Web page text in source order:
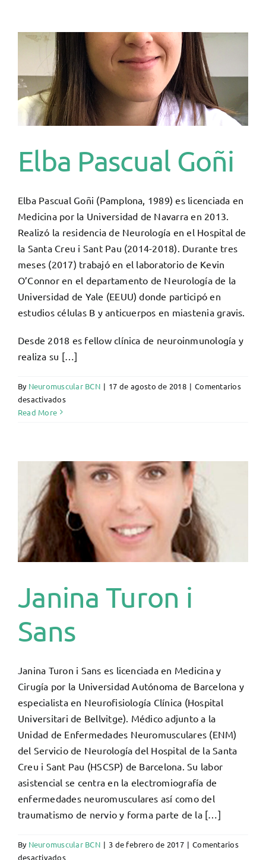
Elba Pascual Goñi
Elba Pascual Goñi (Pamplona, 1989) es licenciada en
Medicina por la Universidad de Navarra en 2013.
Realizó la residencia de Neurología en el Hospital de
la Santa Creu i Sant Pau (2014-2018). Durante tres
meses (2017) trabajó en el laboratorio de Kevin
O’Connor en el departamento de Neurología de la
Universidad de Yale (EEUU) donde participó en
estudios células B y anticuerpos en miastenia gravis.
Desde 2018 es fellow clínica de neuroinmunología y
realiza su […]
By Neuromuscular BCN | 17 de agosto de 2018 | Comentarios
desactivadosen
Read More
Janina Turon i
Sans
Janina Turon i Sans es licenciada en Medicina y
Cirugía por la Universidad Autónoma de Barcelona y
especialista en Neurofisiología Clínica (Hospital
Universitari de Bellvitge). Médico adjunto a la
Unidad de Enfermedades Neuromusculares (ENM)
del Servicio de Neurología del Hospital de la Santa
Creu i Sant Pau (HSCSP) de Barcelona. Su labor
asistencial se centra en la electromiografía de
enfermedades neuromusculares así como del
traumatismo de nervio y forma parte de la […]
By Neuromuscular BCN | 3 de febrero de 2017 | Comentarios
desactivadosen